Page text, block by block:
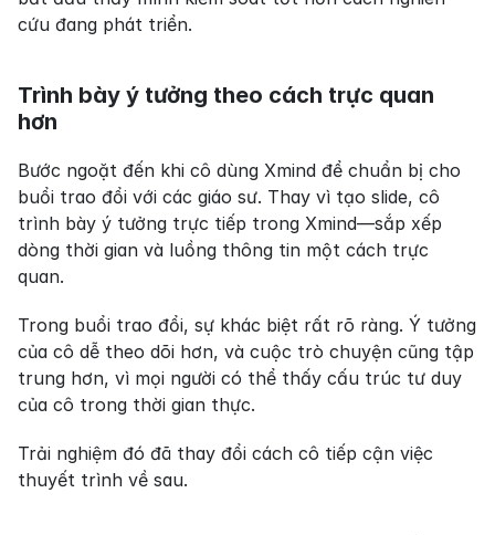
cứu đang phát triển.
Trình bày ý tưởng theo cách trực quan
hơn
Bước ngoặt đến khi cô dùng Xmind để chuẩn bị cho
buổi trao đổi với các giáo sư. Thay vì tạo slide, cô
trình bày ý tưởng trực tiếp trong Xmind—sắp xếp
dòng thời gian và luồng thông tin một cách trực
quan.
Trong buổi trao đổi, sự khác biệt rất rõ ràng. Ý tưởng
của cô dễ theo dõi hơn, và cuộc trò chuyện cũng tập
trung hơn, vì mọi người có thể thấy cấu trúc tư duy
của cô trong thời gian thực.
Trải nghiệm đó đã thay đổi cách cô tiếp cận việc
thuyết trình về sau.